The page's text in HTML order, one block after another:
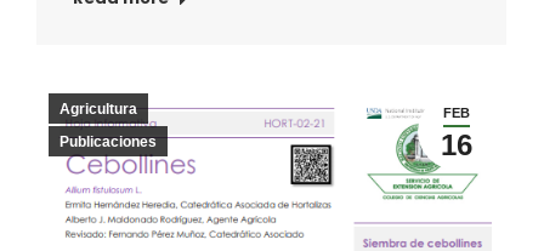
FEB
16
Agricultura
Publicaciones